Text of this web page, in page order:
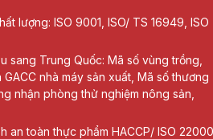
lượng: ISO 9001, ISO/ TS 16949, ISO
sang Trung Quốc: Mã số vùng trồng,
nhà máy sản xuất, Mã số thương
nhận phòng thử nghiệm nông sản,
an toàn thực phẩm HACCP/ ISO